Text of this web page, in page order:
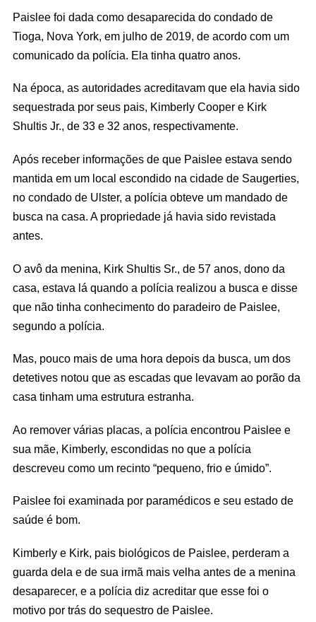
Paislee foi dada como desaparecida do condado de
Tioga, Nova York, em julho de 2019, de acordo com um
comunicado da polícia. Ela tinha quatro anos.
Na época, as autoridades acreditavam que ela havia sido
sequestrada por seus pais, Kimberly Cooper e Kirk
Shultis Jr., de 33 e 32 anos, respectivamente.
Após receber informações de que Paislee estava sendo
mantida em um local escondido na cidade de Saugerties,
no condado de Ulster, a polícia obteve um mandado de
busca na casa. A propriedade já havia sido revistada
antes.
O avô da menina, Kirk Shultis Sr., de 57 anos, dono da
casa, estava lá quando a polícia realizou a busca e disse
que não tinha conhecimento do paradeiro de Paislee,
segundo a polícia.
Mas, pouco mais de uma hora depois da busca, um dos
detetives notou que as escadas que levavam ao porão da
casa tinham uma estrutura estranha.
Ao remover várias placas, a polícia encontrou Paislee e
sua mãe, Kimberly, escondidas no que a polícia
descreveu como um recinto “pequeno, frio e úmido”.
Paislee foi examinada por paramédicos e seu estado de
saúde é bom.
Kimberly e Kirk, pais biológicos de Paislee, perderam a
guarda dela e de sua irmã mais velha antes de a menina
desaparecer, e a polícia diz acreditar que esse foi o
motivo por trás do sequestro de Paislee.